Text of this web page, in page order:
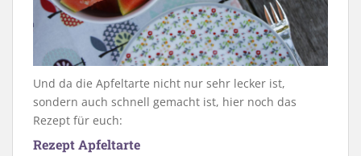
Und da die Apfeltarte nicht nur sehr lecker ist,
sondern auch schnell gemacht ist, hier noch das
Rezept für euch:
Rezept Apfeltarte